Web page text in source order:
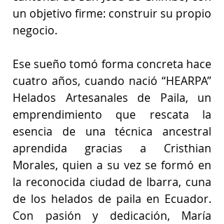
un objetivo firme: construir su propio
negocio.
Ese sueño tomó forma concreta hace
cuatro años, cuando nació “HEARPA”
Helados Artesanales de Paila, un
emprendimiento que rescata la
esencia de una técnica ancestral
aprendida gracias a Cristhian
Morales, quien a su vez se formó en
la reconocida ciudad de Ibarra, cuna
de los helados de paila en Ecuador.
Con pasión y dedicación, María